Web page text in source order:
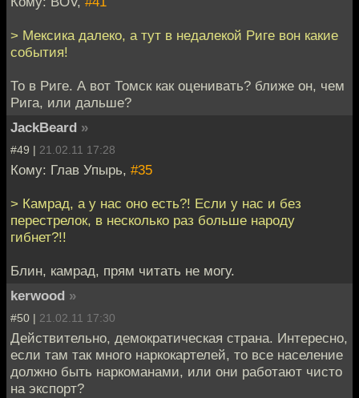
> Мексика далеко, а тут в недалекой Риге вон какие
события!
То в Риге. А вот Томск как оценивать? ближе он, чем
Рига, или дальше?
JackBeard »
#49 | 21.02.11 17:28
Кому: Глав Упырь, #35
> Камрад, а у нас оно есть?! Если у нас и без
перестрелок, в несколько раз больше народу
гибнет?!!
Блин, камрад, прям читать не могу.
kerwood »
#50 | 21.02.11 17:30
Действительно, демократическая страна. Интересно,
если там так много наркокартелей, то все население
должно быть наркоманами, или они работают чисто
на экспорт?